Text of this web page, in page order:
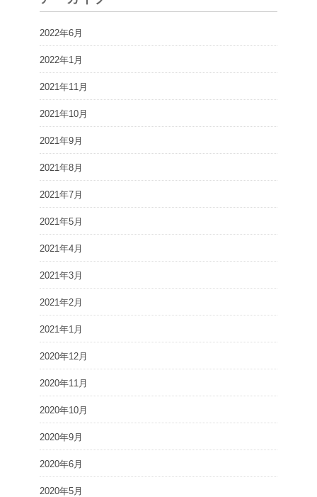
2022年6月
2022年1月
2021年11月
2021年10月
2021年9月
2021年8月
2021年7月
2021年5月
2021年4月
2021年3月
2021年2月
2021年1月
2020年12月
2020年11月
2020年10月
2020年9月
2020年6月
2020年5月